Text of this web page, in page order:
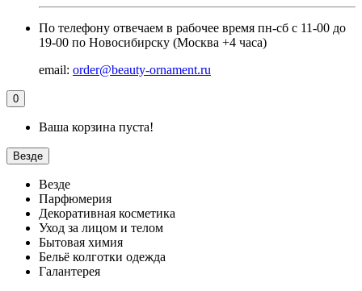
По телефону отвечаем в рабочее время пн-сб с 11-00 до
19-00 по Новосибирску (Москва +4 часа)
email: order@beauty-ornament.ru
0
Ваша корзина пуста!
Везде
Везде
Парфюмерия
Декоративная косметика
Уход за лицом и телом
Бытовая химия
Бельё колготки одежда
Галантерея